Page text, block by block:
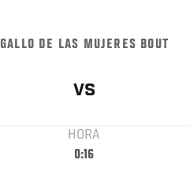
GALLO DE LAS MUJERES BOUT
VS
HORA
0:16